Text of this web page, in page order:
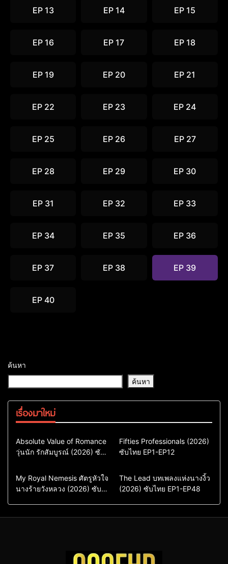
EP 13 EP 14 EP 15
EP 16 EP 17 EP 18
EP 19 EP 20 EP 21
EP 22 EP 23 EP 24
EP 25 EP 26 EP 27
EP 28 EP 29 EP 30
EP 31 EP 32 EP 33
EP 34 EP 35 EP 36
EP 37 EP 38 EP 39
EP 40
ค้นหา
ค้นหา
เรื่องมาใหม่
Comedy
Drama
ซีรี่ย์เกาหลี
ซีรี่ย์เกาหลีพากย์ไทย
Absolute Value of Romance
วุ่นนัก รักสัมบูรณ์ (2026) ซับ
Action & Adventure
Comedy
Drama
ซีรี่ย์เกาหลีซับไทย
Fifties Professionals (2026)
ซับไทย EP1-EP12
Comedy
Drama
Sci-Fi & Fantasy
My Royal Nemesis ศัตรูหัวใจ
นางร้ายวังหลวง (2026) ซับ
Drama
ซีรี่ย์จีน
ซีรี่ย์จีนซับไทย
The Lead บทเพลงแห่งนางงิ้ว
(2026) ซับไทย EP1-EP48